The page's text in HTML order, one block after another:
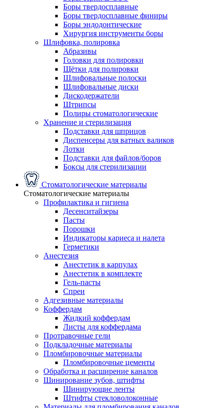
Боры твердосплавные
Боры твердосплавные финиры
Боры эндодонтические
Хирургия инструменты боры
Шлифовка, полировка
Абразивы
Головки для полировки
Щётки для полировки
Шлифовальные полоски
Шлифовальные диски
Дискодержатели
Штрипсы
Полиры стоматологические
Хранение и стерилизация
Подставки для шприцов
Диспенсеры для ватных валиков
Лотки
Подставки для файлов/боров
Боксы для стерилизации
Стоматологические материалы
Стоматологические материалы
Профилактика и гигиена
Десенситайзеры
Пасты
Порошки
Индикаторы кариеса и налета
Герметики
Анестезия
Анестетик в карпулах
Анестетик в комплекте
Гель-пасты
Спреи
Адгезивные материалы
Коффердам
Жидкий коффердам
Листы для коффердама
Протравочные гели
Подкладочные материалы
Пломбировочные материалы
Пломбировочные цементы
Обработка и расширение каналов
Шинирование зубов, штифты
Шинирующие ленты
Штифты стекловолоконные